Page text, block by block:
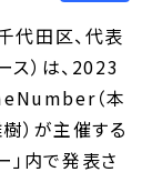
代田区、代表
）は、2023
（本
）が主催する
内で発表さ